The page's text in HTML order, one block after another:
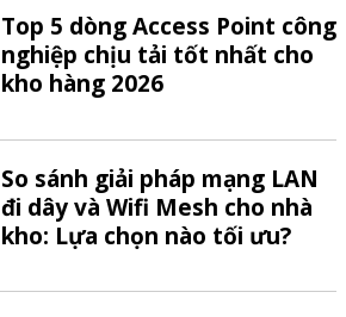
Top 5 dòng Access Point công
nghiệp chịu tải tốt nhất cho
kho hàng 2026
So sánh giải pháp mạng LAN
đi dây và Wifi Mesh cho nhà
kho: Lựa chọn nào tối ưu?